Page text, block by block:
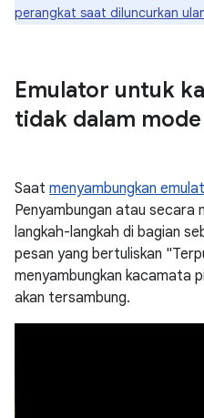
perangkat saat diluncurkan
Emulator untuk
tidak dalam
Saat menyambungkan
Penyambungan atau secara
langkah-langkah di bagian
pesan yang bertuliskan
menyambungkan kacamata
akan tersambung.